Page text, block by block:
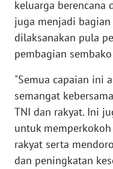
keluarga berencana
juga menjadi
dilaksanakan pula
pembagian
"Semua capaian ini
semangat
TNI dan rakyat. Ini
untuk
rakyat serta
dan peningkatan
BANTEN
WN
WN
KEPRI
WN
PAPUA